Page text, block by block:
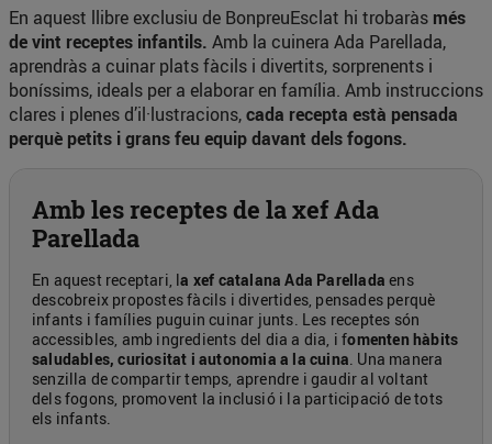
En aquest llibre exclusiu de BonpreuEsclat hi trobaràs més
de vint receptes infantils. Amb la cuinera Ada Parellada,
aprendràs a cuinar plats fàcils i divertits, sorprenents i
boníssims, ideals per a elaborar en família. Amb instruccions
clares i plenes d’il·lustracions,cada recepta està pensada
perquè petits i grans feu equip davant dels fogons.
Amb les receptes de la xef Ada
Parellada
En aquest receptari, la xef catalana Ada Parellada ens
descobreix propostes fàcils i divertides, pensades perquè
infants i famílies puguin cuinar junts. Les receptes són
accessibles, amb ingredients del dia a dia, i fomenten hàbits
saludables, curiositat i autonomia a la cuina. Una manera
senzilla de compartir temps, aprendre i gaudir al voltant
dels fogons, promovent la inclusió i la participació de tots
els infants.